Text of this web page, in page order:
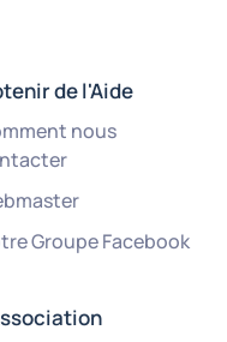
de l'Aide
nous
Groupe Facebook